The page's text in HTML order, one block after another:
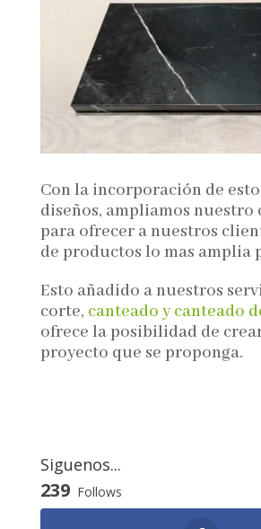
Con la incorporación de
diseños, ampliamos nuestro
para ofrecer a nuestros
de productos lo mas amplia
Esto añadido a nuestros
corte, canteado y canteado
ofrece la posibilidad de
proyecto que se proponga.
Siguenos...
239 Follows